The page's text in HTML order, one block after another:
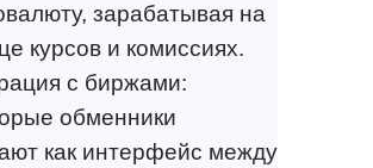
зарабатывая на
курсов и комиссиях.
с биржами:
обменники
как интерфейс между